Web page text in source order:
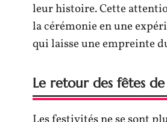
leur histoire. Cette
la cérémonie en une
qui laisse une empreinte
Le retour des fêtes